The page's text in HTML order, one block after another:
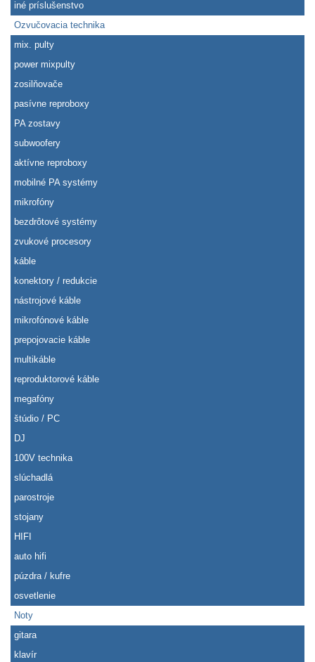
iné príslušenstvo
Ozvučovacia technika
mix. pulty
power mixpulty
zosilňovače
pasívne reproboxy
PA zostavy
subwoofery
aktívne reproboxy
mobilné PA systémy
mikrofóny
bezdrôtové systémy
zvukové procesory
káble
konektory / redukcie
nástrojové káble
mikrofónové káble
prepojovacie káble
multikáble
reproduktorové káble
megafóny
štúdio / PC
DJ
100V technika
slúchadlá
parostroje
stojany
HIFI
auto hifi
púzdra / kufre
osvetlenie
Noty
gitara
klavír